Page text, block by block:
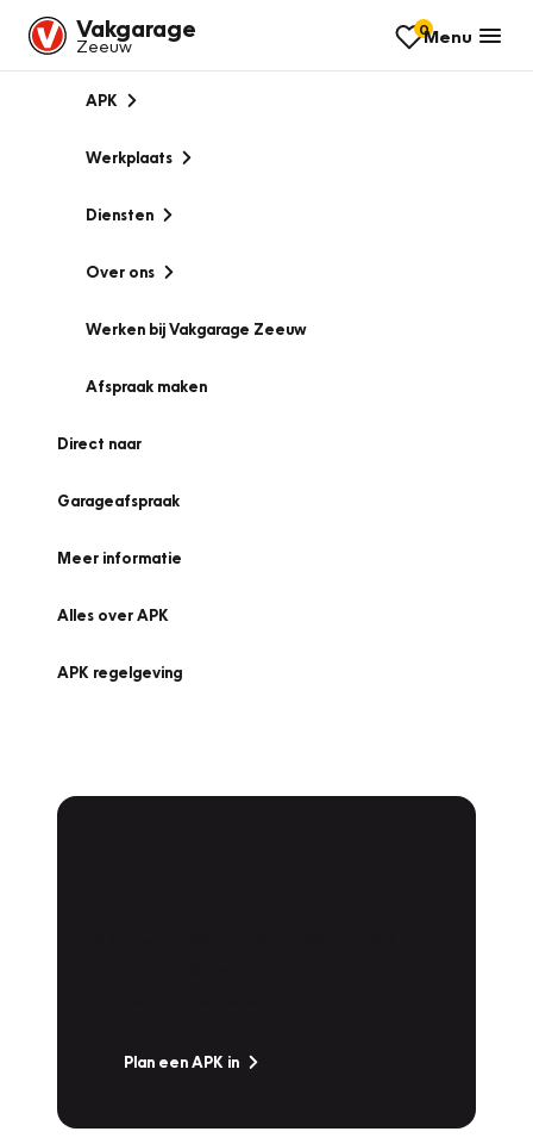
Vakgarage
Zeeuw
0Menu
APK
Werkplaats
Diensten
Over ons
Werken bij Vakgarage Zeeuw
Afspraak maken
Direct naar
Garageafspraak
Meer informatie
Alles over APK
APK regelgeving
Plan een APK in